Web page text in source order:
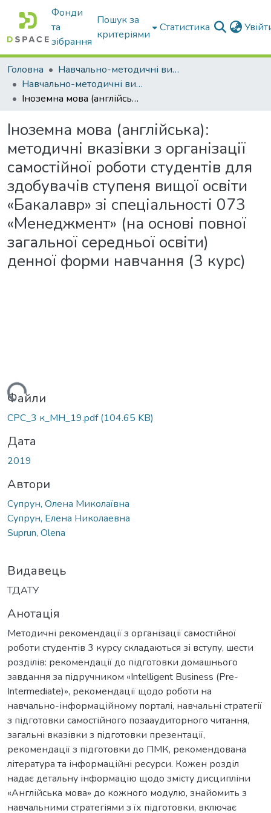
Фонди
та
зібрання
Пошук за
критеріями
Статистика
Головна
Навчально-методичні видання
Навчально-методичні видання
Іноземна мова (англійська): методичні вказівки з організації самостійної роботи студентів для здобувачів ступеня вищої освіти «Бакалавр» зі спеціальності 073 «Менеджмент» (на основі повної загальної середньої освіти) денної форми навчання (3 курс)
Іноземна мова (англійська):
методичні вказівки з організації
самостійної роботи студентів для
здобувачів ступеня вищої освіти
«Бакалавр» зі спеціальності 073
«Менеджмент» (на основі повної
загальної середньої освіти)
денної форми навчання (3 курс)
Файли
СРС_3 к_МН_19.pdf(104.65 KB)
Дата
2019
Автори
Супрун, Олена Миколаївна
Супрун, Елена Николаевна
Suprun, Olena
Видавець
ТДАТУ
Анотація
Методичні рекомендації з організації самостійної
роботи студентів 3 курсу складаються зі вступу, шести
розділів: рекомендації до підготовки домашнього
завдання за підручником «Intelligent Business (Pre-
Intermediate)», рекомендації щодо роботи на
навчально-інформаційному порталі, навчальні стратегії
з підготовки самостійного позааудиторного читання,
загальні вказівки з підготовки презентації,
рекомендації з підготовки до ПМК, рекомендована
література та інформаційні ресурси. Кожен розділ
надає детальну інформацію щодо змісту дисципліни
«Англійська мова» до кожного модулю, знайомить з
навчальними стратегіями з їх підготовки, включає